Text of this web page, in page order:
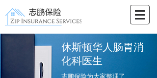
休斯顿华人肠胃消
化科医生
志鹏保险为大家整理了